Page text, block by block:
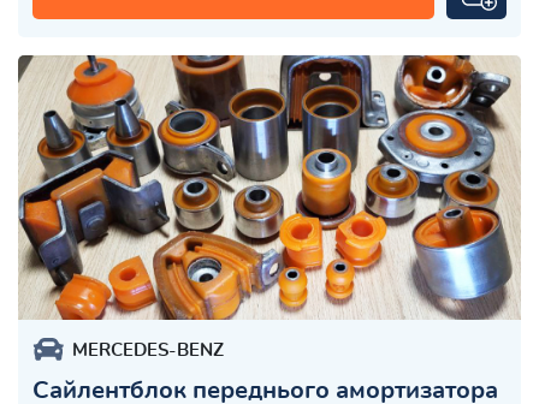
MERCEDES-BENZ
Сайлентблок переднього амортизатора